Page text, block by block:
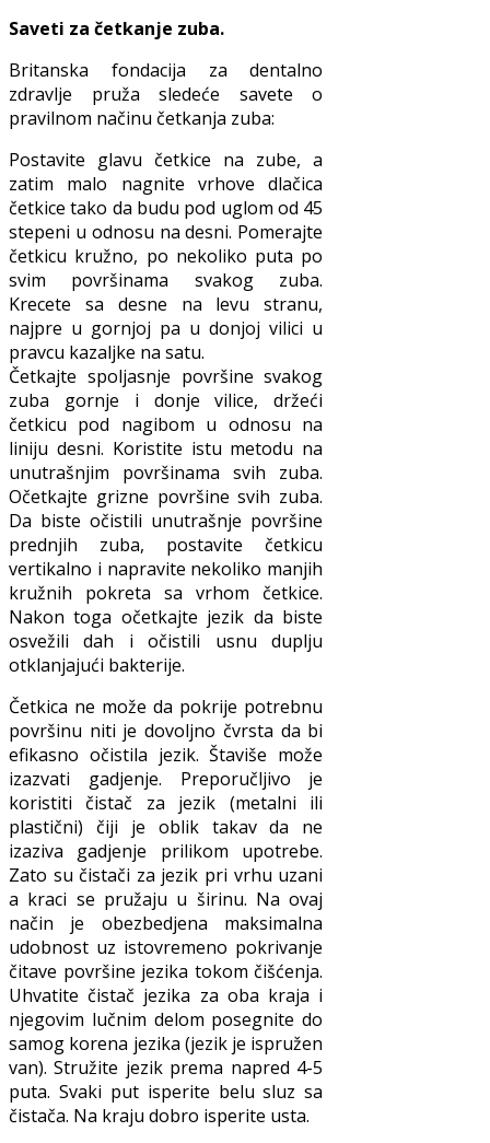
Saveti za četkanje zuba.
Britanska fondacija za dentalno
zdravlje pruža sledeće savete o
pravilnom načinu četkanja zuba:
Postavite glavu četkice na zube, a
zatim malo nagnite vrhove dlačica
četkice tako da budu pod uglom od 45
stepeni u odnosu na desni. Pomerajte
četkicu kružno, po nekoliko puta po
svim površinama svakog zuba.
Krecete sa desne na levu stranu,
najpre u gornjoj pa u donjoj vilici u
pravcu kazaljke na satu.
Četkajte spoljasnje površine svakog
zuba gornje i donje vilice, držeći
četkicu pod nagibom u odnosu na
liniju desni. Koristite istu metodu na
unutrašnjim površinama svih zuba.
Očetkajte grizne površine svih zuba.
Da biste očistili unutrašnje površine
prednjih zuba, postavite četkicu
vertikalno i napravite nekoliko manjih
kružnih pokreta sa vrhom četkice.
Nakon toga očetkajte jezik da biste
osvežili dah i očistili usnu duplju
otklanjajući bakterije.
Četkica ne može da pokrije potrebnu
površinu niti je dovoljno čvrsta da bi
efikasno očistila jezik. Štaviše može
izazvati gadjenje. Preporučljivo je
koristiti čistač za jezik (metalni ili
plastični) čiji je oblik takav da ne
izaziva gadjenje prilikom upotrebe.
Zato su čistači za jezik pri vrhu uzani
a kraci se pružaju u širinu. Na ovaj
način je obezbedjena maksimalna
udobnost uz istovremeno pokrivanje
čitave površine jezika tokom čišćenja.
Uhvatite čistač jezika za oba kraja i
njegovim lučnim delom posegnite do
samog korena jezika (jezik je ispružen
van). Stružite jezik prema napred 4-5
puta. Svaki put isperite belu sluz sa
čistača. Na kraju dobro isperite usta.